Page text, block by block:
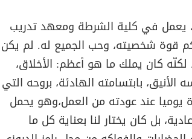
يعمل في كلية الشرطة ومعهد تدريب
قوة شخصيته، وحب الجميع له. لم يكن
كان يملك ما هو أعظم: الأخلاق،
الأنيق، بابتسامته الهادئة، بروحه التي
عند عودته من العمل،وهو يحمل
بل كان يختار لنا بعناية كل ما